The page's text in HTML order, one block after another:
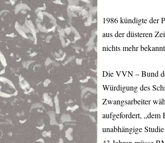
1986 kündigte der
aus der düsteren
nichts mehr
DieVVN– Bund
Würdigung des
Zwangsarbeiter
aufgefordert, „dem
unabhängige